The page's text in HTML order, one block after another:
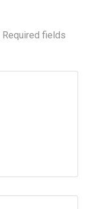
Required fields